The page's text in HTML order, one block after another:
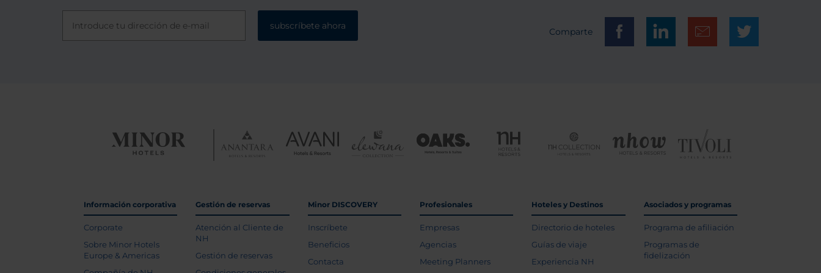
subscríbete ahora
Comparte
Información corporativa
Corporate
Sobre Minor Hotels
Europe & Americas
Gestión de reservas
Atención al Cliente de
NH
Gestión de reservas
Minor DISCOVERY
Inscríbete
Beneficios
Contacta
Profesionales
Empresas
Agencias
Meeting Planners
Hoteles y Destinos
Directorio de hoteles
Guías de viaje
Experiencia NH
Asociados y programas
Programa de afiliación
Programas de
fidelización